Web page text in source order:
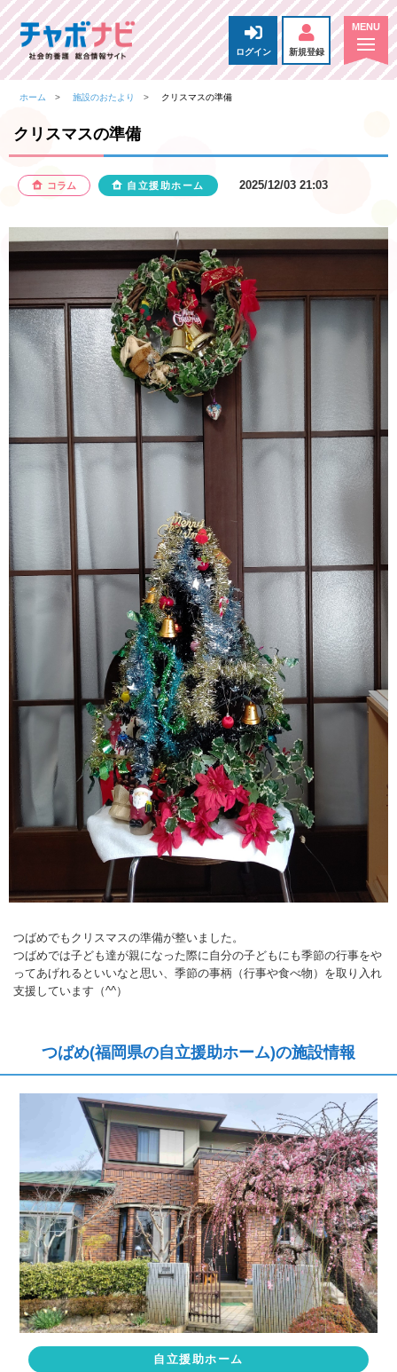
ログイン 新規登録
ホーム 施設のおたより クリスマスの準備
クリスマスの準備
コラム 自立援助ホーム 2025/12/03 21:03
つばめでもクリスマスの準備が整いました。
つばめでは子ども達が親になった際に自分の子どもにも季節の行事をや
ってあげれるといいなと思い、季節の事柄（行事や食べ物）を取り入れ
支援しています（^^）
つばめ(福岡県の自立援助ホーム)の施設情報
自立援助ホーム